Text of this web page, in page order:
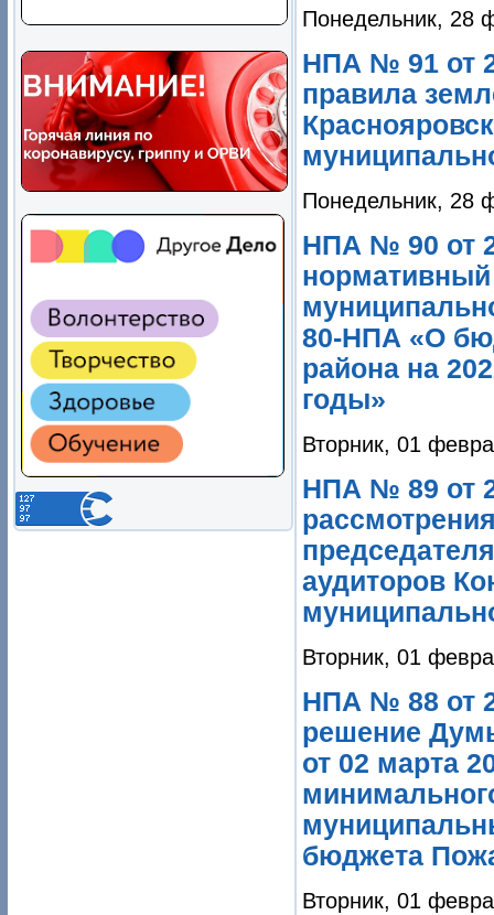
Понедельник, 28
НПА № 91 от
правила
Понедельник, 28
НПА № 90 от
80-НПА «О
района на
годы»
Вторник, 01
НПА № 89 от
аудиторов
Вторник, 01
НПА № 88 от
решение
от 02 марта
бюджета
Вторник, 01